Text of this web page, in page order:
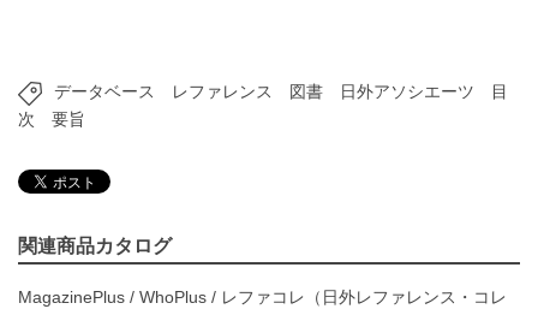
データベース レファレンス 図書 日外アソシエーツ
目
次
要旨
関連商品カタログ
MagazinePlus / WhoPlus / レファコレ（日外レファレンス・コレ